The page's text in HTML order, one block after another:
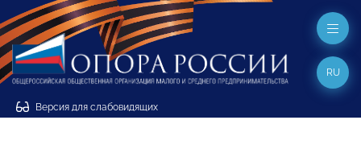
Версия для слабовидящих
RU